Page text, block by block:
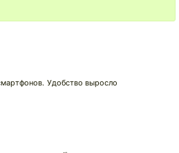
Удобство выросло